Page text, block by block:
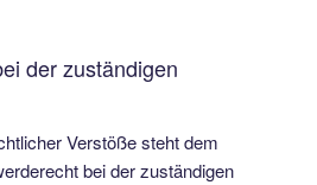
der zuständigen
Verstöße steht dem
bei der zuständigen